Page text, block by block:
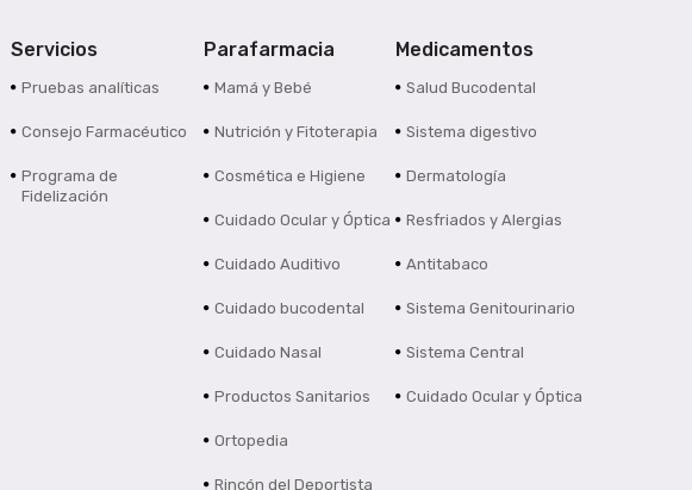
Servicios
Pruebas analíticas
Consejo Farmacéutico
Programa de
Fidelización
Parafarmacia
Mamá y Bebé
Nutrición y Fitoterapia
Cosmética e Higiene
Cuidado Ocular y Óptica
Cuidado Auditivo
Cuidado bucodental
Cuidado Nasal
Productos Sanitarios
Ortopedia
Rincón del Deportista
Medicamentos
Salud Bucodental
Sistema digestivo
Dermatología
Resfriados y Alergias
Antitabaco
Sistema Genitourinario
Sistema Central
Cuidado Ocular y Óptica